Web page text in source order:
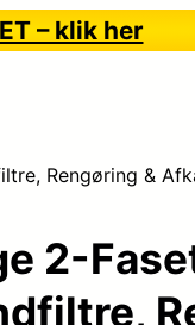
– klik her
Rengøring &
2-